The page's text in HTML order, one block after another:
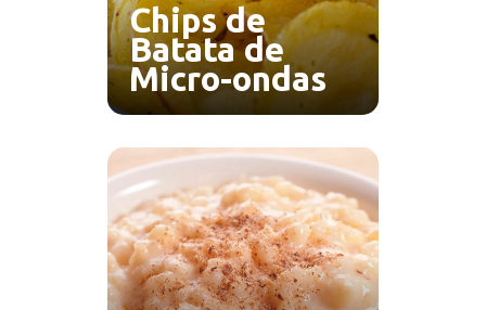
Chips de
Batata de
Micro-ondas